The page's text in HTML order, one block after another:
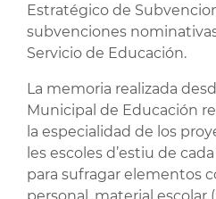
Estratégico de
subvenciones
Servicio de Educación.
La memoria realizada
Municipal de Educación
la especialidad de los
les escoles d’estiu de
para sufragar elementos
personal, material escolar